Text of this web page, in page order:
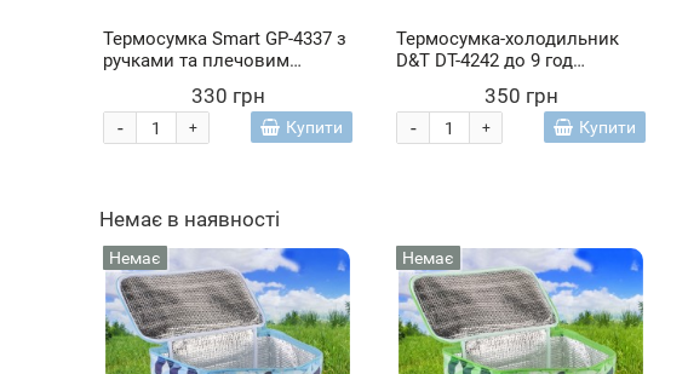
Термосумка Smart GP-4337 з
ручками та плечовим
на 11 л, Чорно-білий
330 грн
+
- Купити
Термосумка-холодильник
D&T DT-4242 до 9 год
350 грн
+
- Купити
Немає в наявності
Немає Немає